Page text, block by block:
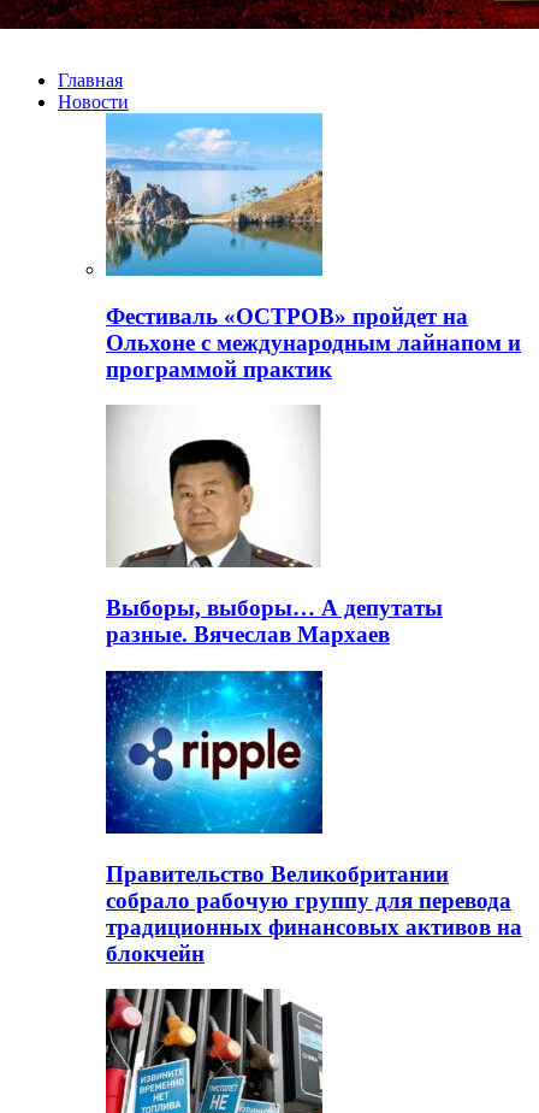
Главная
Новости
Фестиваль «ОСТРОВ» пройдет на
Ольхоне с международным лайнапом и
программой практик
Выборы, выборы… А депутаты
разные. Вячеслав Мархаев
Правительство Великобритании
собрало рабочую группу для перевода
традиционных финансовых активов на
блокчейн